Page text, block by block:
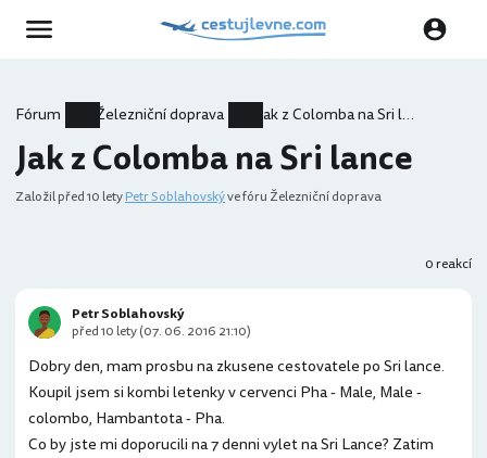
Fórum Železniční doprava Jak z Colomba na Sri lance
Jak z Colomba na Sri lance
Založilpřed 10 letyPetr Soblahovskýve fóru Železniční doprava
0 reakcí
Dobry den, mam prosbu na zkusene cestovatele po Sri lance.
Koupil jsem si kombi letenky v cervenci Pha - Male, Male -
colombo, Hambantota - Pha.
Co by jste mi doporucili na 7 denni vylet na Sri Lance? Zatim
Petr Soblahovský
před 10 lety (07. 06. 2016 21:10)